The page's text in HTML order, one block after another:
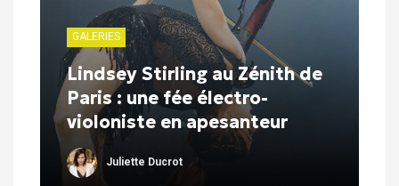
GALERIES
Lindsey Stirling au Zénith de
Paris : une fée électro-
violoniste en apesanteur
Juliette Ducrot